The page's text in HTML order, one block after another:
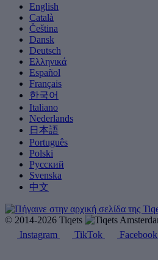
English
Català
Čeština
Dansk
Deutsch
Ελληνικά
Español
Français
한국어
Italiano
Nederlands
日本語
Português
Polski
Русский
Svenska
中文
© 2014-2026 Tiqets
Instagram
TikTok Facebook